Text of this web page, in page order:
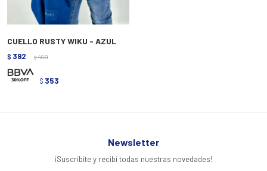
CUELLO RUSTY WIKU - AZUL
$ 392 $ 490
$ 353
Newsletter
¡Suscribite y recibí todas nuestras novedades!